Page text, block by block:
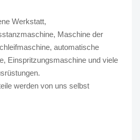
Werkstatt,
Maschine der
automatische
Einspritzungsmaschine und viele
werden von uns selbst